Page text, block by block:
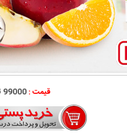
قیمت :99000 تومان